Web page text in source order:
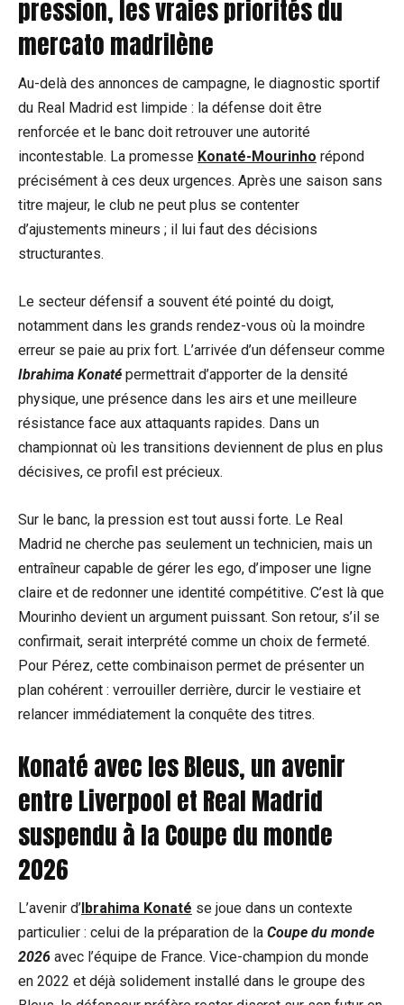
pression, les vraies priorités du
mercato madrilène
Au-delà des annonces de campagne, le diagnostic sportif
du Real Madrid est limpide : la défense doit être
renforcée et le banc doit retrouver une autorité
incontestable. La promesse Konaté-Mourinho répond
précisément à ces deux urgences. Après une saison sans
titre majeur, le club ne peut plus se contenter
d’ajustements mineurs ; il lui faut des décisions
structurantes.
Le secteur défensif a souvent été pointé du doigt,
notamment dans les grands rendez-vous où la moindre
erreur se paie au prix fort. L’arrivée d’un défenseur comme
Ibrahima Konaté permettrait d’apporter de la densité
physique, une présence dans les airs et une meilleure
résistance face aux attaquants rapides. Dans un
championnat où les transitions deviennent de plus en plus
décisives, ce profil est précieux.
Sur le banc, la pression est tout aussi forte. Le Real
Madrid ne cherche pas seulement un technicien, mais un
entraîneur capable de gérer les ego, d’imposer une ligne
claire et de redonner une identité compétitive. C’est là que
Mourinho devient un argument puissant. Son retour, s’il se
confirmait, serait interprété comme un choix de fermeté.
Pour Pérez, cette combinaison permet de présenter un
plan cohérent : verrouiller derrière, durcir le vestiaire et
relancer immédiatement la conquête des titres.
Konaté avec les Bleus, un avenir
entre Liverpool et Real Madrid
suspendu à la Coupe du monde
2026
L’avenir d’Ibrahima Konaté se joue dans un contexte
particulier : celui de la préparation de la Coupe du monde
2026 avec l’équipe de France. Vice-champion du monde
en 2022 et déjà solidement installé dans le groupe des